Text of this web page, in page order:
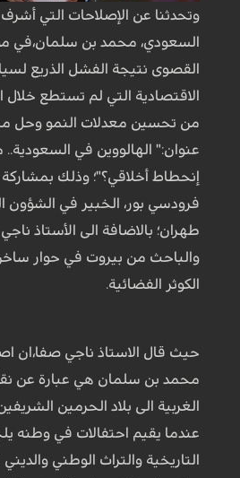
وتحدثنا عن الإصلاحات التي
السعودي، محمد بن سلمان،في
القصوى نتيجة الفشل الذريع
الاقتصادية التي لم تستطع خلال
من تحسين معدلات النمو وحل
عنوان:" الهالووين في السعودية..
إنحطاط أخلاقي؟"؛ وذلك
فرودسي بور، الخبير في الشؤون
طهران؛ بالاضافة الى الأستاذ
والباحث من بيروت في حوار
الكوثر الفضائية.
حيث قال الاستاذ ناجي صفا،ان
محمد بن سلمان هي عبارة عن
الغربية الى بلاد الحرمين
عندما يقيم احتفالات في وطنه
التاريخية والتراث الوطني